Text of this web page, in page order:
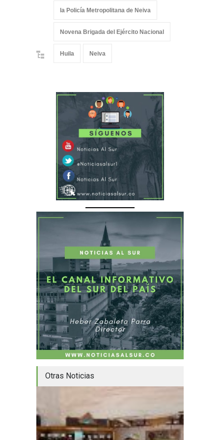
la Policía Metropolitana de Neiva
Novena Brigada del Ejército Nacional
Huila Neiva
Otras Noticias